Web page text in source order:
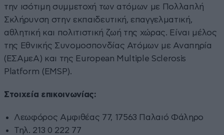
την ισότιμη συμμετοχή των ατόμων με Πολλαπλή
Σκλήρυνση στην εκπαιδευτική, επαγγελματική,
αθλητική και πολιτιστική ζωή της χώρας. Είναι μέλος
της Εθνικής Συνομοσπονδίας Ατόμων με Αναπηρία
(ΕΣΑμεΑ) και της European Multiple Sclerosis
Platform (EMSP).
Στοιχεία επικοινωνίας:
Λεωφόρος Αμφιθέας 77, 17563 Παλαιό Φάληρο
Τηλ. 213 0 222 77